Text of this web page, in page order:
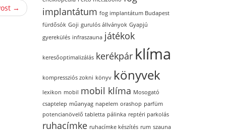
→
implantátum fog implantátum Budapest
fürdősók Goji gurulós állványok Gyapjú
gyerekülés infraszauna játékok
keresőoptimalizálás kerékpár klíma
kompressziós zokni könyv könyvek
lexikon mobil mobil klíma Mosogató
csaptelep műanyag napelem orashop parfüm
potencianövelő tabletta pálinka reptéri parkolás
ruhacímke ruhacímke készítés rum szauna